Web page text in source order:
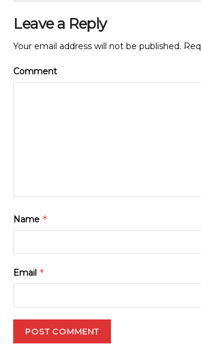
Leave a Reply
Your email address will not be published.
Comment
Name *
Email *